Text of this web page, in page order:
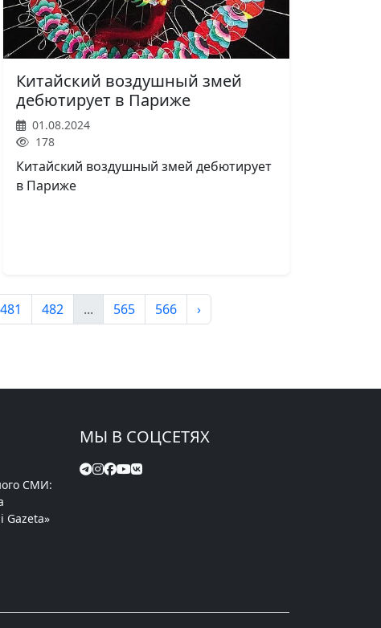
Китайский воздушный змей
дебютирует в Париже
01.08.2024
178
Китайский воздушный змей дебютирует
в Париже
481 482 ... 565 566 ›
СМИ:
Gazeta»
МЫ В СОЦСЕТЯХ